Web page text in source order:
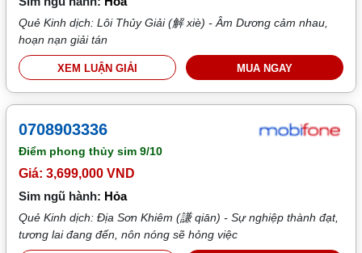
Quẻ Kinh dịch: Lôi Thủy Giải (解 xiè) - Âm Dương cảm nhau,
hoạn nạn giải tán
XEM LUẬN GIẢI MUA NGAY
0708903336
Điểm phong thủy sim9/10
Giá: 3,699,000 VND
Sim ngũ hành: Hỏa
Quẻ Kinh dịch: Địa Sơn Khiêm (謙 qiān) - Sự nghiệp thành đạt,
tương lai đang đến, nôn nóng sẽ hỏng việc